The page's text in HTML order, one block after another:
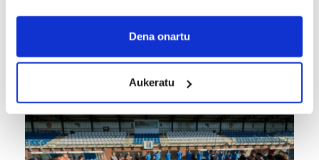
If you allow, we would also like to:
Collect information about your geographical
Identify your device by actively scanning it for
specific characteristics (fingerprinting)
Find out more about how your personal data is processed
and set your preferences in thedetails section.
Dena onartu
Aukeratu
Xabier Berasategik 2028ra arte berritu du
Euskaltelekin